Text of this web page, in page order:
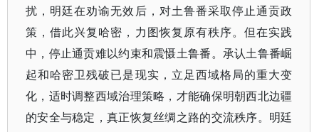
扰，明廷在劝谕无效后，对土鲁番采取停止通贡政
策，借此兴复哈密，力图恢复原有秩序。但在实践
中，停止通贡难以约束和震慑土鲁番。承认土鲁番崛
起和哈密卫残破已是现实，立足西域格局的重大变
化，适时调整西域治理策略，才能确保明朝西北边疆
的安全与稳定，真正恢复丝绸之路的交流秩序。明廷